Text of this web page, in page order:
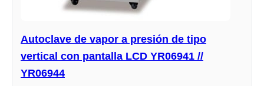
Autoclave de vapor a presión de tipo
vertical con pantalla LCD YR06941 //
YR06944